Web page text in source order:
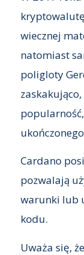
kryptowalutę
wiecznej
natomiast
poligloty
Cardano
pozwalają
warunki lub
kodu.
Uważa się,